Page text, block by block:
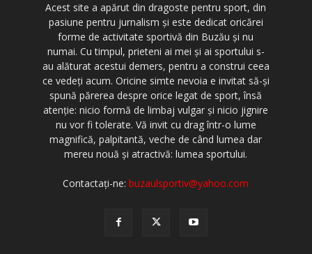
Acest site a apărut din dragoste pentru sport, din
pasiune pentru jurnalism şi este dedicat oricărei
forme de activitate sportivă din Buzău şi nu
numai. Cu timpul, prieteni ai mei şi ai sportului s-
au alăturat acestui demers, pentru a construi ceea
ce vedeţi acum. Oricine simte nevoia e invitat să-şi
spună părerea despre orice legat de sport, însă
atenţie: nicio formă de limbaj vulgar şi nicio jignire
nu vor fi tolerate. Vă invit cu drag într-o lume
magnifică, palpitantă, veche de când lumea dar
mereu nouă şi atractivă: lumea sportului.
Contactați-ne:buzaulsportiv@yahoo.com